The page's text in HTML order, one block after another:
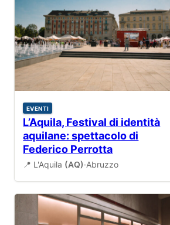
EVENTI
L’Aquila, Festival di identità
aquilane: spettacolo di
Federico Perrotta
📍 L'Aquila (AQ)·Abruzzo